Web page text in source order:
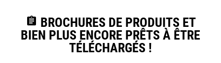
assignment BROCHURES DE PRODUITS ET
BIEN PLUS ENCORE PRÊTS À ÊTRE
TÉLÉCHARGÉS !